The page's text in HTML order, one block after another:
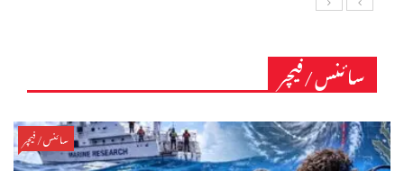
سائنس/فیچر
سائنس/فیچر